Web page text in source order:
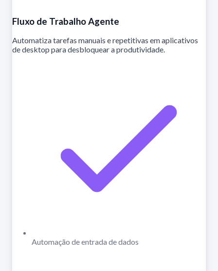
Fluxo de Trabalho Agente
Automatiza tarefas manuais e repetitivas em aplicativos
de desktop para desbloquear a produtividade.
Automação de entrada de dados